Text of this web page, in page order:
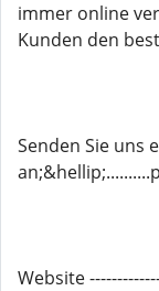
immer online
Kunden den
Senden Sie uns
Website